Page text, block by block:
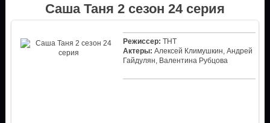
Саша Таня 2 сезон 24 серия
Режиссер: ТНТ
Актеры: Алексей Климушкин, Андрей
Гайдулян, Валентина Рубцова